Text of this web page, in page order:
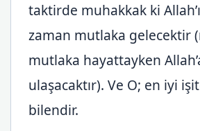
taktirde muhakkak ki
zaman mutlaka gelecektir
mutlaka hayattayken
ulaşacaktır). Ve O; en iyi
bilendir.